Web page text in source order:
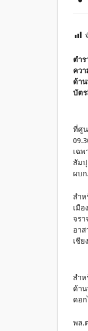
ตำ
คว
ด้า
บัต
ที่ศูน
เฉ
สัม
ผบ
สำ
เมื
จร
อา
เชี
สำ
ด้า
ดอ
พล.